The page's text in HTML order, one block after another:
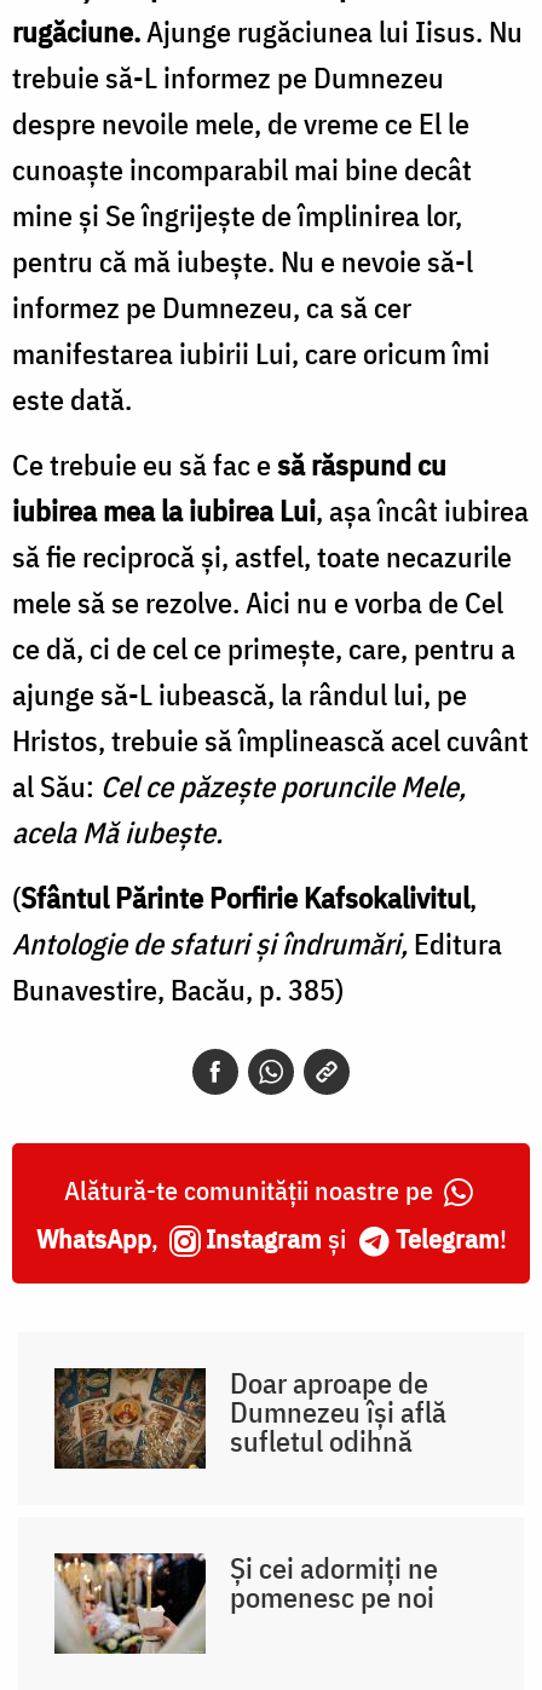
rugăciune.Ajunge rugăciunea lui Iisus. Nu
trebuie să-L informez pe Dumnezeu
despre nevoile mele, de vreme ce El le
cunoaşte incomparabil mai bine decât
mine şi Se îngrijeşte de împlinirea lor,
pentru că mă iubeşte. Nu e nevoie să-l
informez pe Dumnezeu, ca să cer
manifestarea iubirii Lui, care oricum îmi
este dată.
Ce trebuie eu să fac esă răspund cu
iubirea mea la iubirea Lui, aşa încât iubirea
să fie reciprocă şi, astfel, toate necazurile
mele să se rezolve. Aici nu e vorba de Cel
ce dă, ci de cel ce primeşte, care, pentru a
ajunge să-L iubească, la rândul lui, pe
Hristos, trebuie să împlinească acel cuvânt
al Său: Cel ce păzeşte poruncile Mele,
acela Mă iubeşte.
(Sfântul Părinte Porfirie Kafsokalivitul,
Antologie de sfaturi şi îndrumări,Editura
Bunavestire, Bacău, p. 385)
Alătură-te comunității noastre pe
WhatsApp, Instagram și Telegram!
Doar aproape de
Dumnezeu își află
sufletul odihnă
Și cei adormiți ne
pomenesc pe noi